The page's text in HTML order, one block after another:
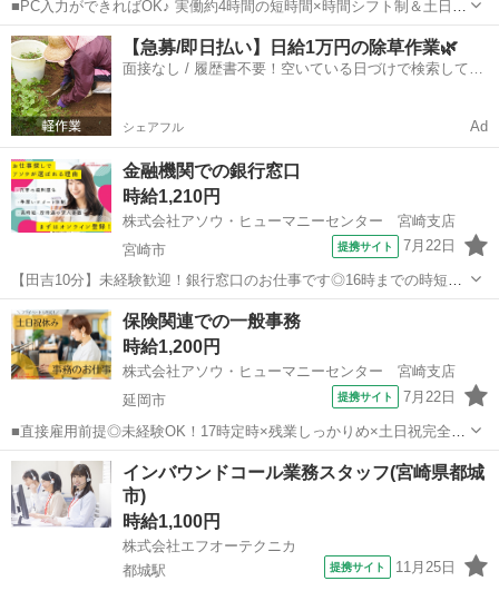
■PC入力ができればOK♪ 実働約4時間の短時間×時間シフト制＆土日祝
休み！自分の時間もしっかりキープ◎■1～3か月程度の丁寧な研修あり
＆困ったときのサポート体制もバッチリの安心環境■人気の市役所ワー
ク♪地域の皆さんをサポー...
宮崎 宮崎市 一般事務
【急募/即日払い】日給1万円の除草作業🌿
面接なし / 履歴書不要！空いている日づけで検索して即
シェアフル Ad
金融機関での銀行窓口
時給1,210円
株式会社アソウ・ヒューマニーセンター 宮崎支店
宮崎市
提携サイト 7月22日
【田吉10分】未経験歓迎！銀行窓口のお仕事です◎16時までの時短勤
務も相談可能◎田吉駅より徒歩10分！車通勤もOK×無料駐車場あり ■
窓口対応 入出金、公共料金支払い 各種変更等の受付 等 ■振込・
送金 ■預貯金対応 ...
宮崎 宮崎市 その他
保険関連での一般事務
時給1,200円
株式会社アソウ・ヒューマニーセンター 宮崎支店
延岡市
提携サイト 7月22日
■直接雇用前提◎未経験OK！17時定時×残業しっかりめ×土日祝完全休
み×賞与アリ！メリハリつけてばっちり稼げる♪■バス停チカ×車通勤相
談OK◎ネイルOKでお仕事中も自分らしく♪■PC基本操作ができれば大
丈夫◎しっかりレクチャ...
宮崎 延岡市 一般事務
インバウンドコール業務スタッフ(宮崎県都城
市)
時給1,100円
株式会社エフオーテクニカ
都城駅
提携サイト 11月25日